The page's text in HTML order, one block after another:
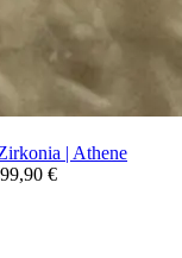
| Athene
€